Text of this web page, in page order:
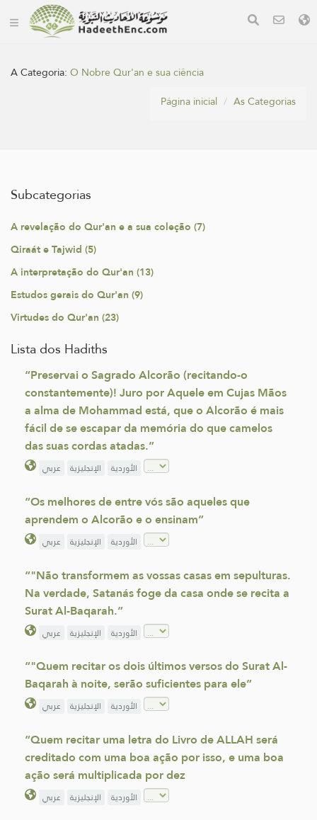
A Categoria:O Nobre Qur'an e sua ciência
Página inicial
As Categorias
Subcategorias
A revelação do Qur'an e a sua coleção (7)
Qiraát e Tajwid (5)
A interpretação do Qur'an (13)
Estudos gerais do Qur'an (9)
Virtudes do Qur'an (23)
Lista dos Hadiths
“Preservai o Sagrado Alcorão (recitando-o
constantemente)! Juro por Aquele em Cujas Mãos
a alma de Mohammad está, que o Alcorão é mais
fácil de se escapar da memória do que camelos
das suas cordas atadas.”
عربي الإنجليزية الأوردية
“Os melhores de entre vós são aqueles que
aprendem o Alcorão e o ensinam”
عربي الإنجليزية الأوردية
“"Não transformem as vossas casas em sepulturas.
Na verdade, Satanás foge da casa onde se recita a
Surat Al-Baqarah.”
عربي الإنجليزية الأوردية
“"Quem recitar os dois últimos versos do Surat Al-
Baqarah à noite, serão suficientes para ele”
عربي الإنجليزية الأوردية
“Quem recitar uma letra do Livro de ALLAH será
creditado com uma boa ação por isso, e uma boa
ação será multiplicada por dez
عربي الإنجليزية الأوردية